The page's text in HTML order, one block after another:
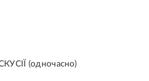
(одночасно)